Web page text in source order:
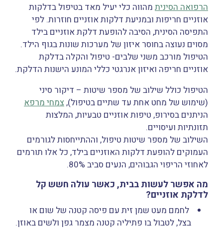
הרפואה הסינית מהווה כלי יעיל מאד בטיפול בדלקות
אוזניים חריפות ובמניעת דלקות אוזניים חוזרות. לפי
התפיסה הסינית, הסיבה להופעת דלקת אוזניים בילד
מסוים נעוצה בחוסר איזון של מערכות שונות בגוף הילד.
הטיפול מורכב משני שלבים- טיפול והקלה בדלקת
אוזניים חריפה ואיזון אנרגטי כללי המונע הישנות הדלקת.
הטיפול כולל שילוב של מספר שיטות – דיקור סיני
(שימוש של מחט אחת עד שתיים בטיפול),צמחי מרפא
הניתנים בסירופ, טיפות אוזניים טבעיות, המלצות
תזונתיות ועיסויים.
השילוב של מספר שיטות טיפול, וההתייחסות לגורמים
העמוקים להופעת דלקות האוזניים בילד, כל אלו תורמים
לאחוזי הריפוי הגבוהים, הנעים סביב 80%.
מה אפשר לעשות בבית, כאשר עולה חשש קל
לדלקת אוזניים?
לחמם מעט שמן זית עם פיסה קטנה של שום או
בצל, לטבול בו פתיליה קטנה מצמר גפן ולשים באוזן.